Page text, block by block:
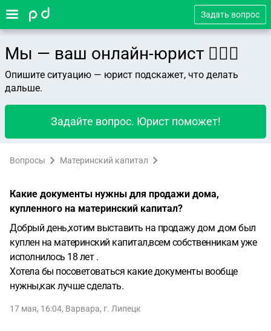
Задать вопрос
Мы — ваш онлайн-юрист 👨🏻‍⚖️
Опишите ситуацию — юрист подскажет, что делать
дальше.
Задайте вопрос. Юрист поможет!
Вопросы Материнский капитал
Какие документы нужны для продажи дома,
купленного на материнский капитал?
Добрый день,хотим выставить на продажу дом ,дом был
куплен на материнский капитал,всем собственникам уже
исполнилось 18 лет .
Хотела бы посоветоваться какие документы вообще
нужны,как лучше сделать.
17 мая, 16:04, Варвара, г. Липецк